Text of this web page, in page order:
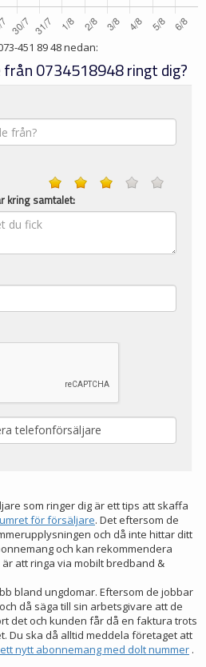
451 89 48nedan:
0734518948 ringt dig?
kring samtalet:
som ringer dig är ett tips att skaffa
för försäljare. Det eftersom de
och då inte hittar ditt
och kan rekommendera
att ringa via mobilt bredband &
bland ungdomar. Eftersom de jobbar
då säga till sin arbetsgivare att de
det och kunden får då en faktura trots
Du ska då alltid meddela företaget att
nytt abonnemang med dolt nummer .